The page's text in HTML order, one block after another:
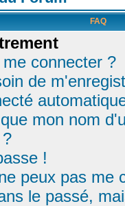
FAQ
connecter ?
de
mon nom
!
peux pas me
le passé,